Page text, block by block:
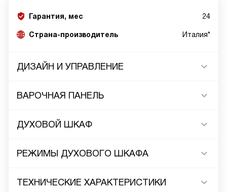
Гарантия, мес 24
Страна-производитель Италия*
ДИЗАЙН И УПРАВЛЕНИЕ
ВАРОЧНАЯ ПАНЕЛЬ
ДУХОВОЙ ШКАФ
РЕЖИМЫ ДУХОВОГО ШКАФА
ТЕХНИЧЕСКИЕ ХАРАКТЕРИСТИКИ